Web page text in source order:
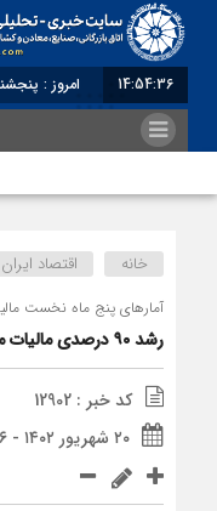
14:54:37 برابر با : Thursday - 6 August - 2026
خانه اقتصاد ایران
آمارهای پنج ماه نخست
رشد ۹۰ درصدی مالیات مشاغل
کد خبر : 12902
۲۰ شهریور ۱۴۰۲ - ۱۵:۳۶